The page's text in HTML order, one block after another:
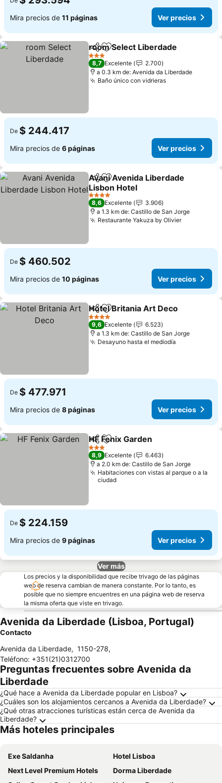
Mira precios de 11 páginas Ver precios
CompartirAgregar a favoritos
room Select Liberdade
3 Estrellas
8,7 Excelente
2.700
a 0.3 km de: Avenida da Liberdade
Baño único con vidrieras
De $ 244.417
Mira precios de 6 páginas Ver precios
CompartirAgregar a favoritos
Avani Avenida Liberdade
Lisbon Hotel
4 Estrellas
8,6 Excelente
3.906
a 1.3 km de: Castillo de San Jorge
Restaurante Yakuza by Olivier
De $ 460.502
Mira precios de 10 páginas Ver precios
CompartirAgregar a favoritos
Hotel Britania Art Deco
4 Estrellas
9,6 Excelente
6.523
a 1.3 km de: Castillo de San Jorge
Desayuno hasta el mediodía
De $ 477.971
Mira precios de 8 páginas Ver precios
CompartirAgregar a favoritos
HF Fenix Garden
3 Estrellas
8,9 Excelente
6.463
a 2.0 km de: Castillo de San Jorge
Habitaciones con vistas al parque o a la
ciudad
De $ 224.159
Mira precios de 9 páginas Ver precios
Ver más
Los precios y la disponibilidad que recibe trivago de las páginas
web de reserva cambian de manera constante. Por lo tanto, es
posible que no siempre encuentres en una página web de reserva
la misma oferta que viste en trivago.
Avenida da Liberdade (Lisboa, Portugal)
Contacto
Avenida da Liberdade, 1150-278,
Teléfono: +351(21)0312700
Preguntas frecuentes sobre Avenida da
Liberdade
¿Qué hace a Avenida da Liberdade popular en Lisboa?
¿Cuáles son los alojamientos cercanos a Avenida da Liberdade?
¿Qué otras atracciones turísticas están cerca de Avenida da
Liberdade?
Más hoteles principales
Exe Saldanha
Hotel Lisboa
Next Level Premium Hotels
Dorma Liberdade